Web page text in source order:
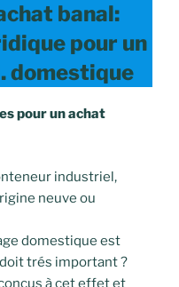
banal:
pour un
domestique
pour un achat
industriel,
neuve ou
domestique est
trés important ?
à cet effet et